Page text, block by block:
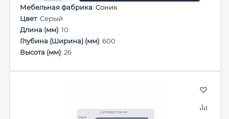
Мебельная фабрика: Соник
Цвет: Серый
Длина (мм): 10
Глубина (Ширина) (мм): 600
Высота (мм): 26